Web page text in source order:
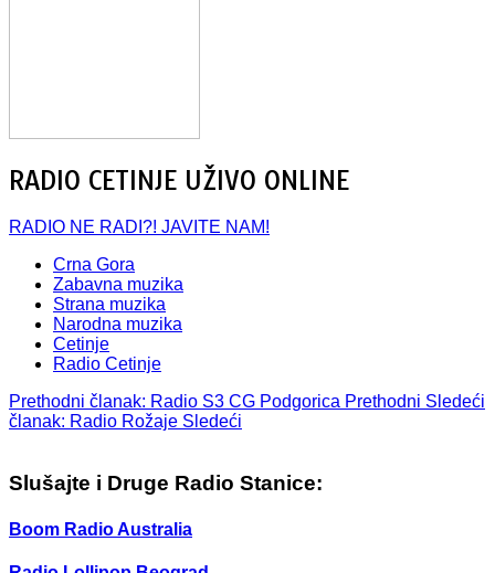
RADIO CETINJE UŽIVO ONLINE
RADIO NE RADI?! JAVITE NAM!
Crna Gora
Zabavna muzika
Strana muzika
Narodna muzika
Cetinje
Radio Cetinje
Prethodni članak: Radio S3 CG Podgorica Prethodni Sledeći
članak: Radio Rožaje Sledeći
Slušajte i Druge Radio Stanice:
Boom Radio Australia